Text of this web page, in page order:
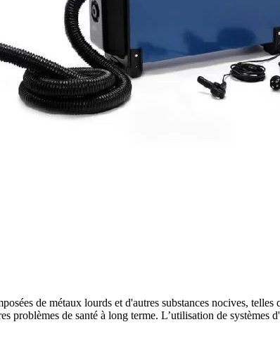
de métaux lourds et d'autres substances nocives,
problèmes de santé à long terme. L’utilisation de